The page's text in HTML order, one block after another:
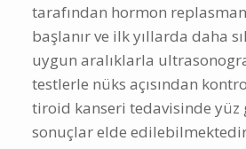
tarafından hormon
başlanır ve ilk yıllarda daha
uygun aralıklarla
testlerle nüks açısından
tiroid kanseri tedavisinde
sonuçlar elde